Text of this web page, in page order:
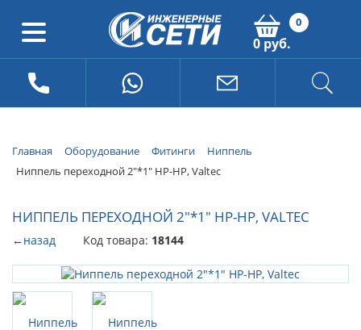
0
0 руб.
Главная Оборудование Фитинги
Ниппель
Ниппель переходной 2"*1" НР-НР, Valtec
НИППЕЛЬ ПЕРЕХОДНОЙ 2"*1" НР-НР, VALTEC
←назад Код товара: 18144